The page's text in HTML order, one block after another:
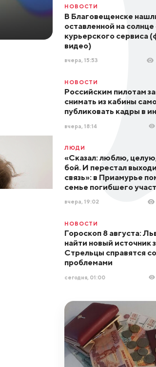
НОВОСТИ
В Благовещенске
оставленной на
курьерского сервиса
видео)
вчера, 15:53
НОВОСТИ
Российским пилотам
снимать из кабины
публиковать кадры в
вчера, 18:14
ЛЮДИ
«Сказал: люблю,
бой. И перестал
связь»: в Приамурье
семье погибшего
вчера, 19:02
НОВОСТИ
Гороскоп 8 августа:
найти новый источник
Стрельцы справятся
проблемами
сегодня, 01:00